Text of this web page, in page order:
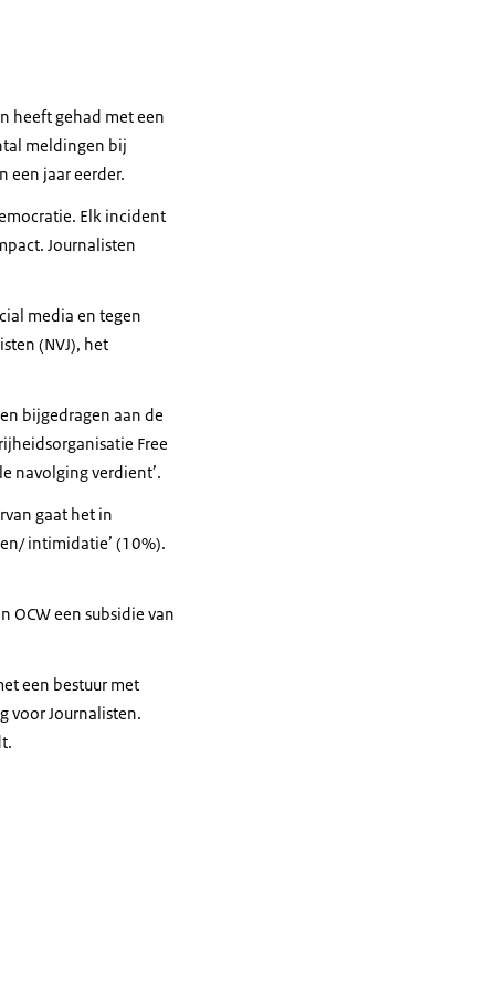
heeft gehad met een
meldingen bij
een jaar eerder.
Elk incident
Journalisten
media en tegen
(NVJ), het
bijgedragen aan de
Free
navolging verdient’.
gaat het in
intimidatie’ (10%).
OCW een subsidie van
een bestuur met
voor Journalisten.